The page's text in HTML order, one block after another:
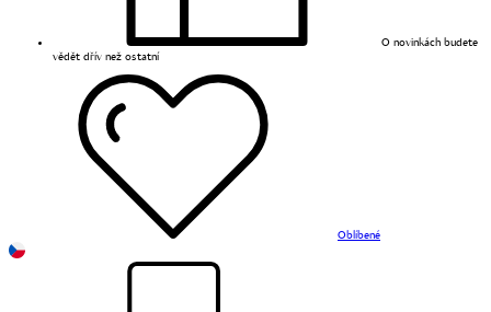
O novinkách budete
vědět dřív než ostatní
Oblíbené